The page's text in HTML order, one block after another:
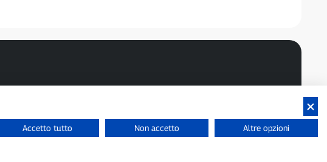
di PaviaAccetto tutto Non accetto Altre opzioni